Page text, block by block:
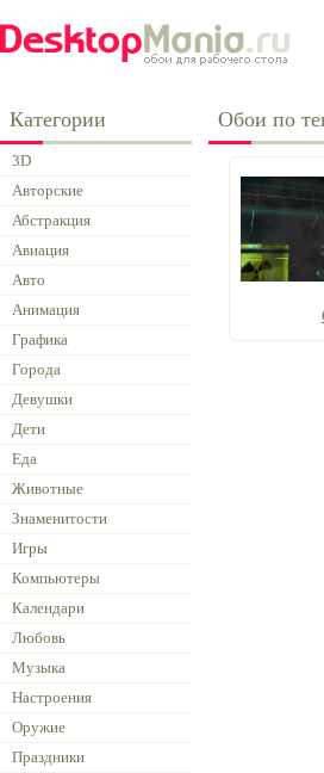
Категории
3D
Авторские
Абстракция
Авиация
Авто
Анимация
Графика
Города
Девушки
Дети
Еда
Животные
Знаменитости
Игры
Компьютеры
Календари
Любовь
Музыка
Настроения
Оружие
Праздники
Обои по